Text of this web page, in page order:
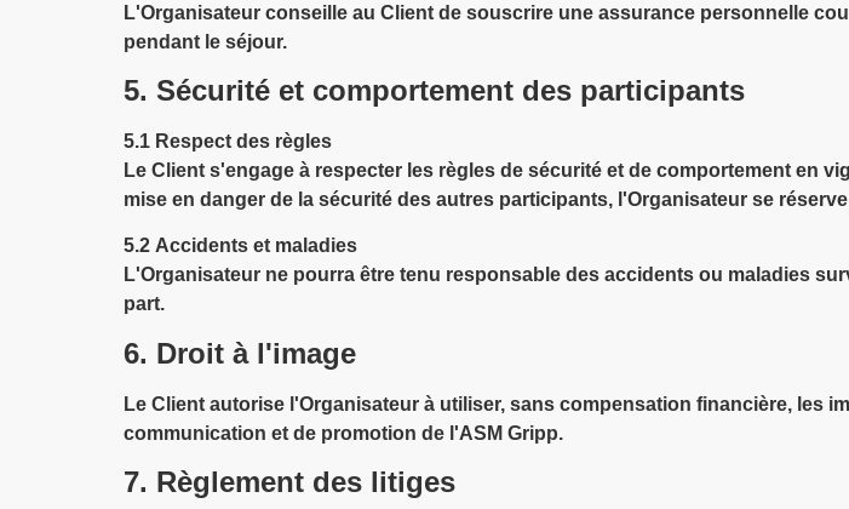
L'Organisateur conseille au Client de souscrire une assurance personnelle
pendant le séjour.
5. Sécurité et comportement des participants
5.1 Respect des règles
Le Client s'engage à respecter les règles de sécurité et de comportement en
mise en danger de la sécurité des autres participants, l'Organisateur se
5.2 Accidents et maladies
L'Organisateur ne pourra être tenu responsable des accidents ou maladies
part.
6. Droit à l'image
Le Client autorise l'Organisateur à utiliser, sans compensation financière, les
communication et de promotion de l'ASM Gripp.
7. Règlement des litiges